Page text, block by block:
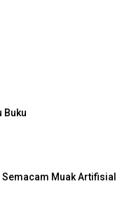
Buku
Muak Artifisial